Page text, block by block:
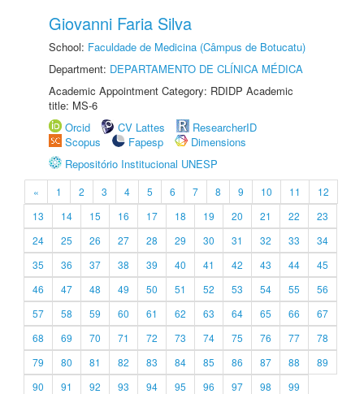
Giovanni Faria Silva
School: Faculdade de Medicina (Câmpus de Botucatu)
Department: DEPARTAMENTO DE CLÍNICA MÉDICA
Academic Appointment Category: RDIDP Academic
title: MS-6
Orcid
CV Lattes
ResearcherID
Scopus
Fapesp
Dimensions
Repositório Institucional UNESP
« 1 2 3 4 5 6 7 8 9 10 11
12
13
14 15 16 17 18 19 20 21 22
23
24
25 26 27 28 29 30 31 32 33
34
35
36 37 38 39 40 41 42 43 44
45
46
47 48 49 50 51 52 53 54 55
56
57
58 59 60 61 62 63 64 65 66
67
68
69 70 71 72 73 74 75 76 77
78
79
80 81 82 83 84 85 86 87 88
89
90
91 92 93 94 95 96 97 98
99